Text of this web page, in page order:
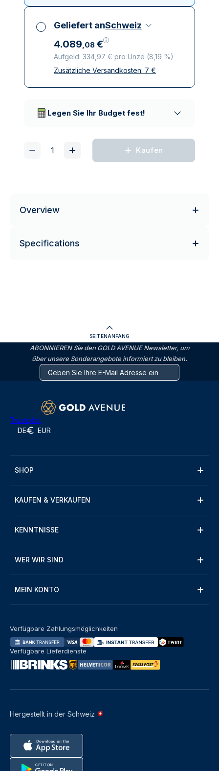
Geliefert anSchweiz
4.089,08 €
Aufgeld: 334,97 € pro Unze (8,19 %)
Alle Steuern inbegriffen
Zusätzliche Versandkosten: 7 €
Legen Sie Ihr Budget fest!
Kaufen
Overview
Specifications
SEITENANFANG
ABONNIEREN Sie den GOLD AVENUE Newsletter, um
über unsere Sonderangebote informiert zu bleiben.
Trustpilot
DE EUR
SHOP
KAUFEN & VERKAUFEN
KENNTNISSE
WER WIR SIND
MEIN KONTO
Hergestellt in der Schweiz
Verfügbare Zahlungsmöglichkeiten
Verfügbare Lieferdienste